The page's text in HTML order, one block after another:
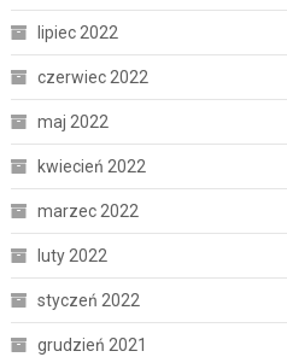
lipiec 2022
czerwiec 2022
maj 2022
kwiecień 2022
marzec 2022
luty 2022
styczeń 2022
grudzień 2021